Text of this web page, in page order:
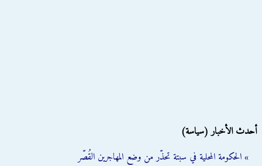
أحدث الأخبار (سياسة)
» الحكومة المحلية في سبتة تحذّر من وضع المهاجرين القُصّر